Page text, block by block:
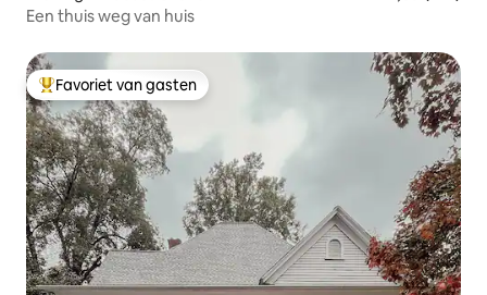
Een thuis weg van huis
Topfavoriet van gasten
Favoriet van gasten